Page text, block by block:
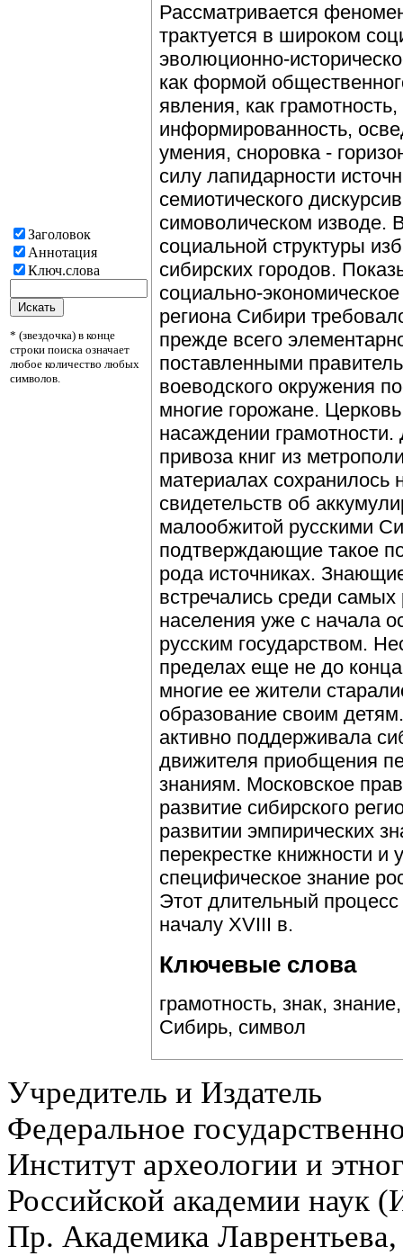
Заголовок
Аннотация
Ключ.слова
* (звездочка) в конце
строки поиска означает
любое количество любых
символов.
Рассматривается
трактуется в широком
эволюционно-
как формой
явления, как
информированность,
умения, сноровка -
силу лапидарности
семиотического
симоволическом изводе.
социальной структуры
сибирских городов.
социально-
региона Сибири
прежде всего
поставленными
воеводского окружения
многие горожане.
насаждении
привоза книг из
материалах сохранилось
свидетельств об
малообжитой русскими
подтверждающие такое
рода источниках.
встречались среди
населения уже с начала
русским государством.
пределах еще не до
многие ее жители
образование своим
активно поддерживала
движителя приобщения
знаниям. Московское
развитие сибирского
развитии эмпирических
перекрестке книжности и
специфическое знание
Этот длительный
началу XVIII в.
Ключевые слова
грамотность, знак,
Сибирь, символ
Учредитель и Издатель
Федеральное
Институт археологии и
Российской академии
Пр. Академика